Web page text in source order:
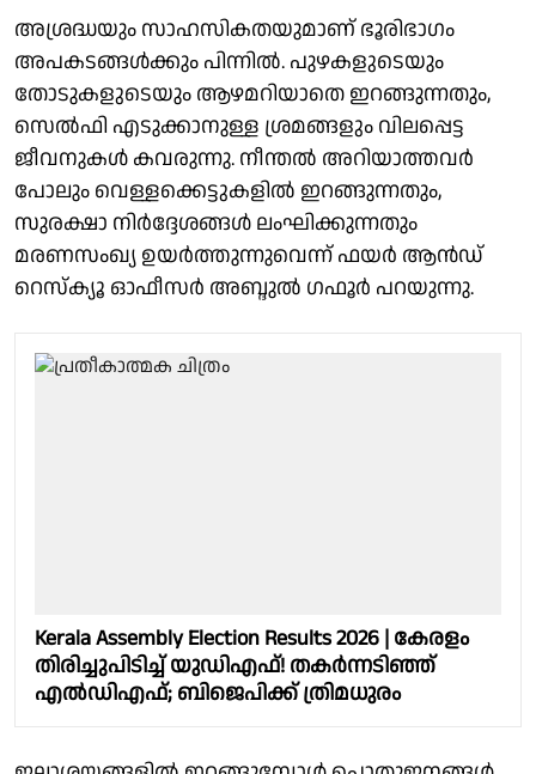
അശ്രദ്ധയും സാഹസികതയുമാണ് ഭൂരിഭാഗം
അപകടങ്ങൾക്കും പിന്നിൽ. പുഴകളുടെയും
തോടുകളുടെയും ആഴമറിയാതെ ഇറങ്ങുന്നതും,
സെൽഫി എടുക്കാനുള്ള ശ്രമങ്ങളും വിലപ്പെട്ട
ജീവനുകൾ കവരുന്നു. നീന്തൽ അറിയാത്തവർ
പോലും വെള്ളക്കെട്ടുകളിൽ ഇറങ്ങുന്നതും,
സുരക്ഷാ നിർദ്ദേശങ്ങൾ ലംഘിക്കുന്നതും
മരണസംഖ്യ ഉയർത്തുന്നുവെന്ന് ഫയർ ആൻഡ്
റെസ്ക്യൂ ഓഫീസർ അബ്ദുൽ ഗഫൂർ പറയുന്നു.
Kerala Assembly Election Results 2026 | കേരളം
തിരിച്ചുപിടിച്ച് യുഡിഎഫ്! തകർന്നടിഞ്ഞ്
എൽഡിഎഫ്; ബിജെപിക്ക് ത്രിമധുരം